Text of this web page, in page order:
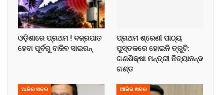
ଓଡ଼ିଶାରେ ପ୍ରଥମ ! ବଜ୍ରପାତ
ହେବା ପୂର୍ବରୁ ବାଜିବ ସାଇରନ୍
ପ୍ରଥମ ଶ୍ରେଣୀ ପାଠ୍ୟ
ପୁସ୍ତକରେ ହୋଇନି ତ୍ରୁଟି:
ଗଣଶିକ୍ଷା ମନ୍ତ୍ରୀ ନିତ୍ୟାନନ୍ଦ
ଗଣ୍ଡ
ଆଜିର ଖବର ଆଜିର ଖବର